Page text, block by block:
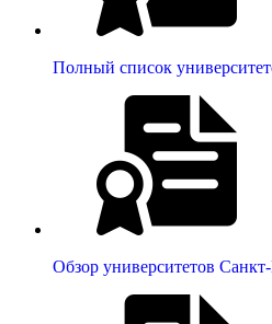
Полный список
Обзор университетов